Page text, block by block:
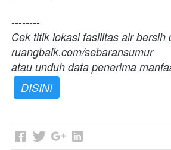
--------
Cek titik lokasi fasilitas air bersih
ruangbaik.com/sebaransumur
atau unduh data penerima
DISINI